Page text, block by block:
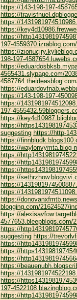
https://143-198-197-
https://
https://
https://
https://
197-
https://
198-197-
https://
4565431.slypage.com/
https://
https://143-198-197-
https://
197-
https://
https://
suggesting https://http-
https://
https://waylonvymta.blog-
https://
https://
https://
https://
https://
https://
https://
blogging.com/21624527/
https://
4577653.bleepblogs.com/
https://
suggesting https://
https://
https://
https://
https://
https://
https://
197-
https://